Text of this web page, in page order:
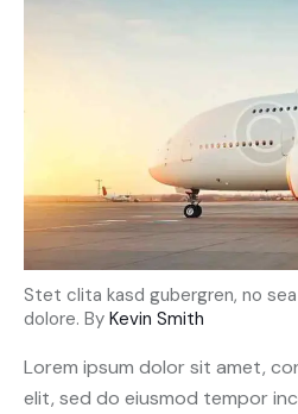
Stet clita kasd gubergren, no
dolore. By Kevin Smith
Lorem ipsum dolor sit amet,
elit, sed do eiusmod tempor